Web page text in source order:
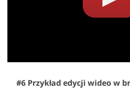
#6 Przykład edycji wideo w